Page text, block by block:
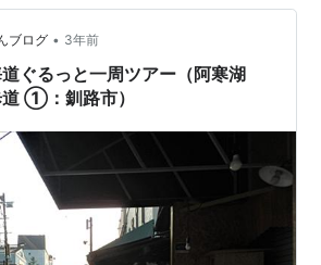
ブログ • 3年前
ぐるっと一周ツアー（阿寒湖
①：釧路市）